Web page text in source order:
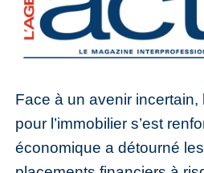
Face à un avenir
pour l’immobilier s’est
économique a détourné